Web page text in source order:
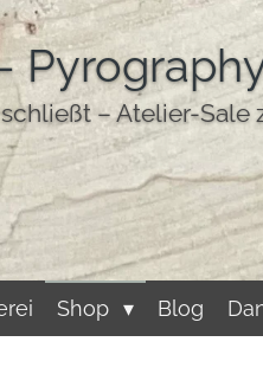
– Atelier-Sale
Shop Blog